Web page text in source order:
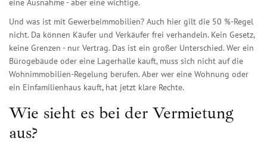
eine Ausnahme - aber eine wichtige.
Und was ist mit Gewerbeimmobilien? Auch hier gilt die 50 %-Regel
nicht. Da können Käufer und Verkäufer frei verhandeln. Kein Gesetz,
keine Grenzen - nur Vertrag. Das ist ein großer Unterschied. Wer ein
Bürogebäude oder eine Lagerhalle kauft, muss sich nicht auf die
Wohnimmobilien-Regelung berufen. Aber wer eine Wohnung oder
ein Einfamilienhaus kauft, hat jetzt klare Rechte.
Wie sieht es bei der Vermietung
aus?